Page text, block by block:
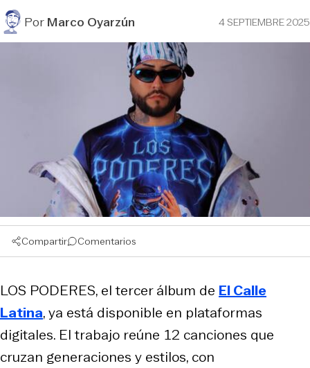
PorMarco Oyarzún 4 SEPTIEMBRE 2025
Compartir Comentarios
LOS PODERES, el tercer álbum de El Calle
Latina, ya está disponible en plataformas
digitales. El trabajo reúne 12 canciones que
cruzan generaciones y estilos, con